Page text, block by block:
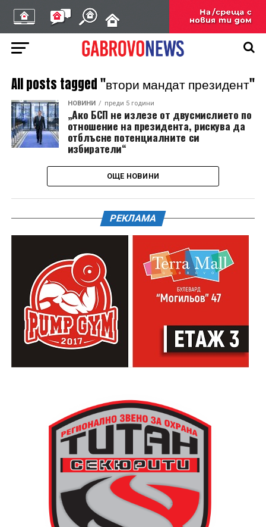
All posts tagged "втори мандат президент"
НОВИНИ преди 5 години
„Ако БСП не излезе от двусмислието по
отношение на президента, рискува да
отблъсне потенциалните си
избиратели“
ОЩЕ НОВИНИ
РЕКЛАМА